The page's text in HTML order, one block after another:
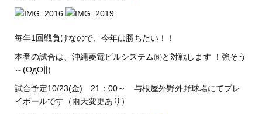
毎年1回戦負けなので、今年は勝ちたい！！
本番の試合は、沖縄菱電ビルシステム㈱と対戦します ！強そう
～(ΟдΟ∥)
試合予定10/23(金) 21：00～ 与根屋外野外野球場にてプレ
イボールです（雨天変更あり）